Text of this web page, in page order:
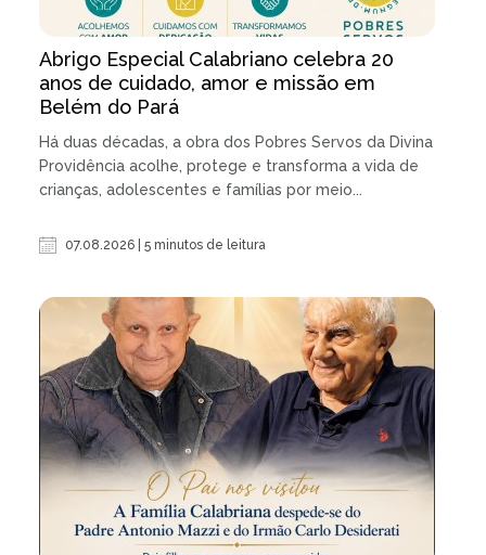
Abrigo Especial Calabriano celebra 20
anos de cuidado, amor e missão em
Belém do Pará
Há duas décadas, a obra dos Pobres Servos da Divina
Providência acolhe, protege e transforma a vida de
crianças, adolescentes e famílias por meio...
07.08.2026 | 5 minutos de leitura